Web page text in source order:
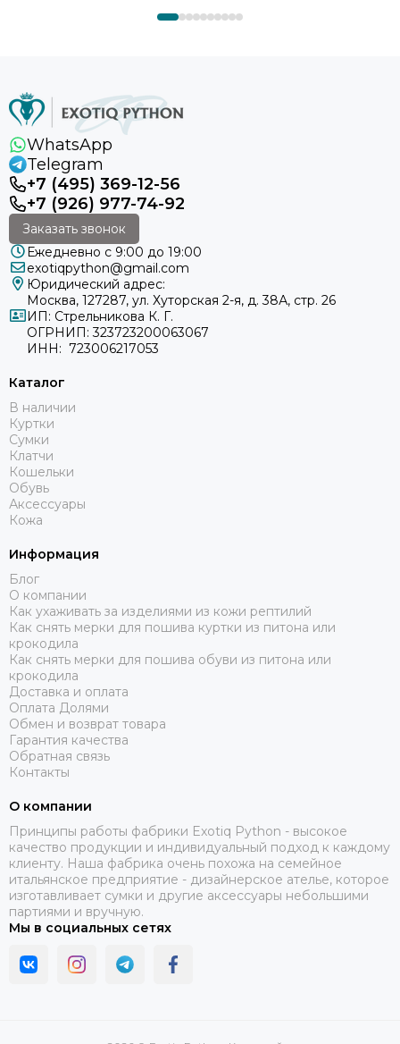
WhatsApp
Telegram
+7 (495) 369-12-56
+7 (926) 977-74-92
Заказать звонок
Ежедневно с 9:00 до 19:00
exotiqpython@gmail.com
Юридический адрес:
Москва, 127287, ул. Хуторская 2-я, д. 38А, стр. 26
ИП: Стрельникова К. Г.
ОГРНИП: 323723200063067
ИНН: 723006217053
Каталог
В наличии
Куртки
Сумки
Клатчи
Кошельки
Обувь
Аксессуары
Кожа
Информация
Блог
О компании
Как ухаживать за изделиями из кожи рептилий
Как снять мерки для пошива куртки из питона или
крокодила
Как снять мерки для пошива обуви из питона или
крокодила
Доставка и оплата
Оплата Долями
Обмен и возврат товара
Гарантия качества
Обратная связь
Контакты
О компании
Принципы работы фабрики Exotiq Python - высокое
качество продукции и индивидуальный подход к каждому
клиенту. Наша фабрика очень похожа на семейное
итальянское предприятие - дизайнерское ателье, которое
изготавливает сумки и другие аксессуары небольшими
партиями и вручную.
Мы в социальных сетях